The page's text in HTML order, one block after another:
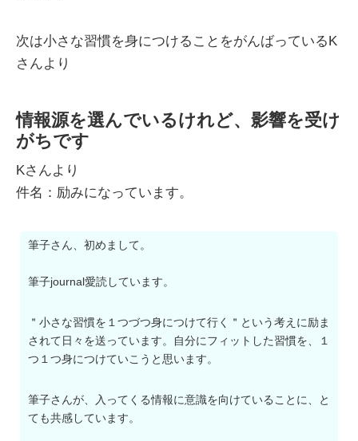
次は小さな習慣を身につけることをがんばっているK
さんより
情報源を選んでいるけれど、影響を受け
がちです
Kさんより
件名：励みになっています。
筆子さん、初めまして。
筆子journal愛読しています。
＂小さな習慣を１つづつ身につけて行く＂という考えに励ま
されて日々を送っています。自分にフィットした習慣を、１
つ１つ身につけていこうと思います。
筆子さんが、入ってくる情報に意識を向けていることに、と
ても共感しています。